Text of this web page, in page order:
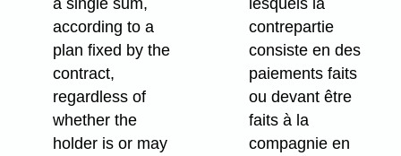
according to a
plan fixed by the
contract,
regardless of
whether the
holder is or may
contrepartie
consiste en des
paiements faits
ou devant être
faits à la
compagnie en